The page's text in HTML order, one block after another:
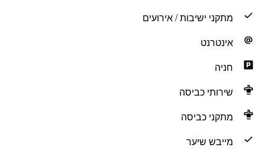
מתקני ישיבות / אירועים
אינטרנט
חניה
שירותי כביסה
מתקני כביסה
מייבש שיער